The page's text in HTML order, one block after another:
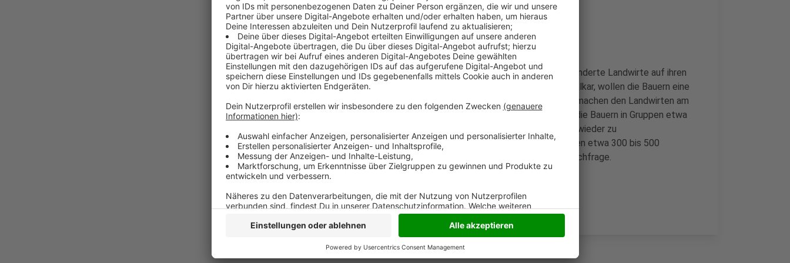
Anzeige
Nach den Bauernprotesten letzte Woche rücken heute wieder hunderte Landwirte auf ihren
Traktoren aus. Wegen eines Treffens von Agrarunternehmen in Kalkar, wollen die Bauern eine
weitere Chance ergreifen gehört zu werden. Neue Verordnungen machen den Landwirten am
Niederrhein das Leben schwer, heißt es. Wenn sich früh morgens die Bauern in Gruppen etwa
von Brünen und Sonsbeck Richtung Kalkar aufmachen, könnte es wieder zu
Verkehrsbehinderungen bei uns kommen. In Kalkar erwartet werden etwa 300 bis 500
Landwirte, sagte ein Sprecher der Organisation auf Radio K.W.-Nachfrage.
Anzeige